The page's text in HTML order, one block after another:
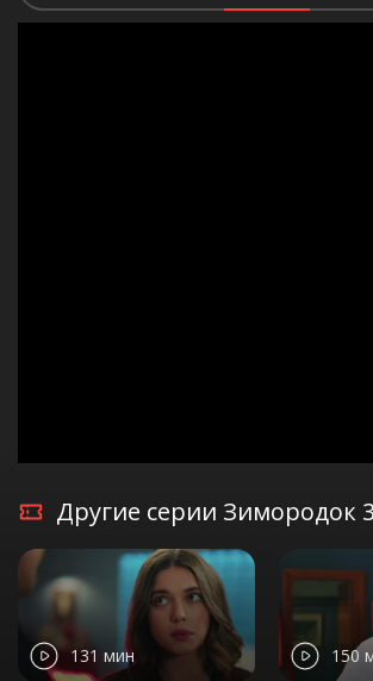
Другие серии Зимородок
131 мин 150